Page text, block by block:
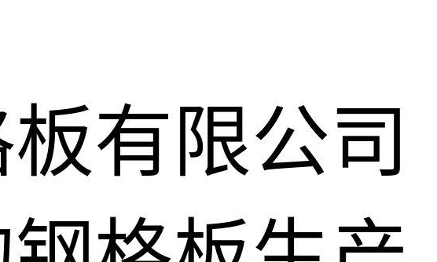
有限公司